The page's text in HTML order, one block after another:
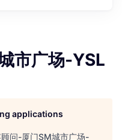
市广场-YSL
applications
顾问-厦门SM城市广场-